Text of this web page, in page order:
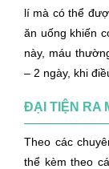
lí mà có thể
ăn uống khiến
này, máu
– 2 ngày, khi
ĐẠI TIỆN RA
Theo các
thể kèm theo